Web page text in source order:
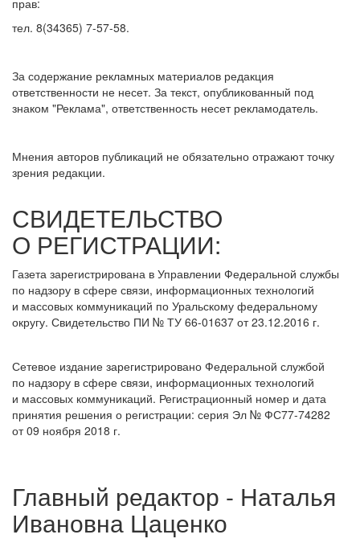
прав:
тел. 8(34365) 7-57-58.
За содержание рекламных материалов редакция
ответственности не несет. За текст, опубликованный под
знаком "Реклама", ответственность несет рекламодатель.
Мнения авторов публикаций не обязательно отражают точку
зрения редакции.
СВИДЕТЕЛЬСТВО
О РЕГИСТРАЦИИ:
Газета зарегистрирована в Управлении Федеральной службы
по надзору в сфере связи, информационных технологий
и массовых коммуникаций по Уральскому федеральному
округу. Свидетельство ПИ № ТУ 66-01637 от 23.12.2016 г.
Сетевое издание зарегистрировано Федеральной службой
по надзору в сфере связи, информационных технологий
и массовых коммуникаций. Регистрационный номер и дата
принятия решения о регистрации: серия Эл № ФС77-74282
от 09 ноября 2018 г.
Главный редактор - Наталья
Ивановна Цаценко